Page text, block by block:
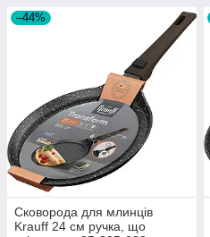
–44%
Сковорода для млинців
Krauff 24 см ручка, що